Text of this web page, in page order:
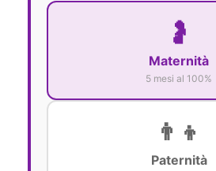
🤰
Maternità
5 mesi al 100%
👨‍👦
Paternità